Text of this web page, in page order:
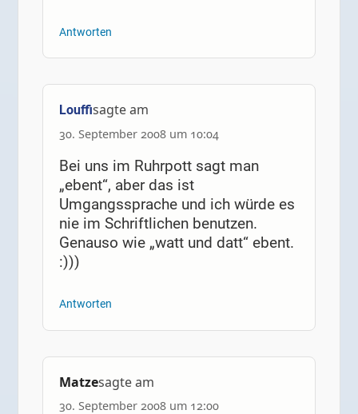
Antworten
Louffisagte am
30. September 2008 um 10:04
Bei uns im Ruhrpott sagt man
„ebent“, aber das ist
Umgangssprache und ich würde es
nie im Schriftlichen benutzen.
Genauso wie „watt und datt“ ebent.
:)))
Antworten
Matzesagte am
30. September 2008 um 12:00